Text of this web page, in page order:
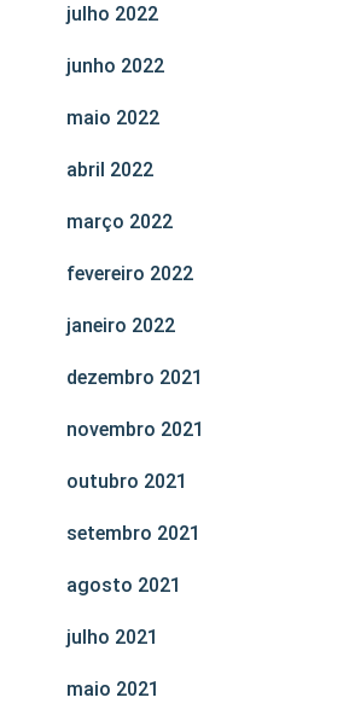
julho 2022
junho 2022
maio 2022
abril 2022
março 2022
fevereiro 2022
janeiro 2022
dezembro 2021
novembro 2021
outubro 2021
setembro 2021
agosto 2021
julho 2021
maio 2021